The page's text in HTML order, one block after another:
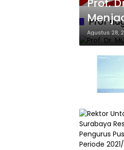
Prof
Prof.
Agustus 28,